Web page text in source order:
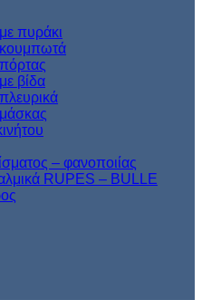
πυράκι
κουμπωτά
βίδα
– φανοποιίας
RUPES – BULLE